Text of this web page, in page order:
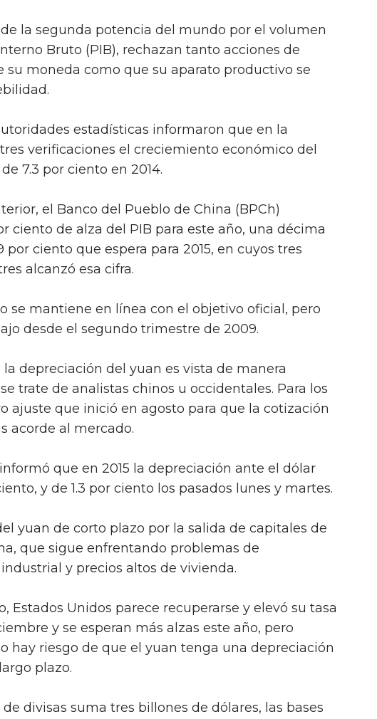
la segunda potencia del mundo por el volumen
Bruto (PIB), rechazan tanto acciones de
su moneda como que su aparato productivo se
estadísticas informaron que en la
verificaciones el creciemiento económico del
7.3 por ciento en 2014.
el Banco del Pueblo de China (BPCh)
ciento de alza del PIB para este año, una décima
por ciento que espera para 2015, en cuyos tres
alcanzó esa cifra.
se mantiene en línea con el objetivo oficial, pero
desde el segundo trimestre de 2009.
la depreciación del yuan es vista de manera
trate de analistas chinos u occidentales. Para los
ajuste que inició en agosto para que la cotización
acorde al mercado.
que en 2015 la depreciación ante el dólar
y de 1.3 por ciento los pasados lunes y martes.
yuan de corto plazo por la salida de capitales de
que sigue enfrentando problemas de
y precios altos de vivienda.
Estados Unidos parece recuperarse y elevó su tasa
y se esperan más alzas este año, pero
hay riesgo de que el yuan tenga una depreciación
plazo.
divisas suma tres billones de dólares, las bases